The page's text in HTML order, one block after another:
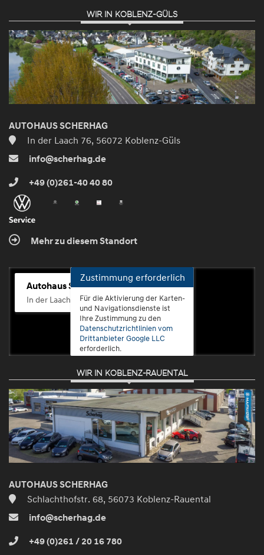
WIR IN KOBLENZ-GÜLS
AUTOHAUS SCHERHAG
In der Laach 76, 56072 Koblenz-Güls
info@scherhag.de
+49 (0)261-40 40 80
Mehr zu diesem Standort
Autohaus Scherhag
In der Laach 76, 56072 Koblenz-Güls
Zustimmung erforderlich
Für die Aktivierung der Karten-
und Navigationsdienste ist
Ihre Zustimmung zu den
Datenschutzrichtlinien vom
Drittanbieter Google LLC
erforderlich.
Zustimmen
und
aktivieren
WIR IN KOBLENZ-RAUENTAL
AUTOHAUS SCHERHAG
Schlachthofstr. 68, 56073 Koblenz-Rauental
info@scherhag.de
+49 (0)261 / 20 16 780